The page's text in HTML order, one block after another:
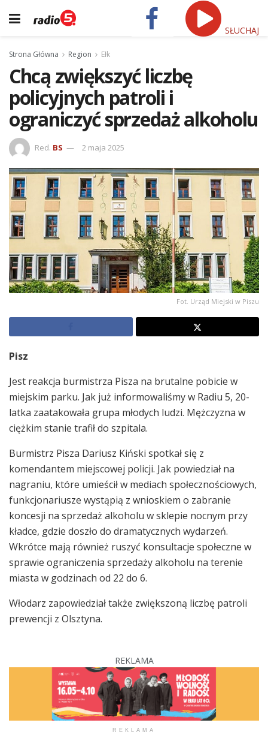
SŁUCHAJ
Strona Główna Region Ełk
Chcą zwiększyć liczbę
policyjnych patroli i
ograniczyć sprzedaż alkoholu
Red. BS 2 maja 2025
Fot. Urząd Miejski w Piszu
Pisz
Jest reakcja burmistrza Pisza na brutalne pobicie w
miejskim parku. Jak już informowaliśmy w Radiu 5, 20-
latka zaatakowała grupa młodych ludzi. Mężczyzna w
ciężkim stanie trafił do szpitala.
Burmistrz Pisza Dariusz Kiński spotkał się z
komendantem miejscowej policji. Jak powiedział na
nagraniu, które umieścił w mediach społecznościowych,
funkcjonariusze wystąpią z wnioskiem o zabranie
koncesji na sprzedaż alkoholu w sklepie nocnym przy
kładce, gdzie doszło do dramatycznych wydarzeń.
Wkrótce mają również ruszyć konsultacje społeczne w
sprawie ograniczenia sprzedaży alkoholu na terenie
miasta w godzinach od 22 do 6.
Włodarz zapowiedział także zwiększoną liczbę patroli
prewencji z Olsztyna.
REKLAMA
REKLAMA